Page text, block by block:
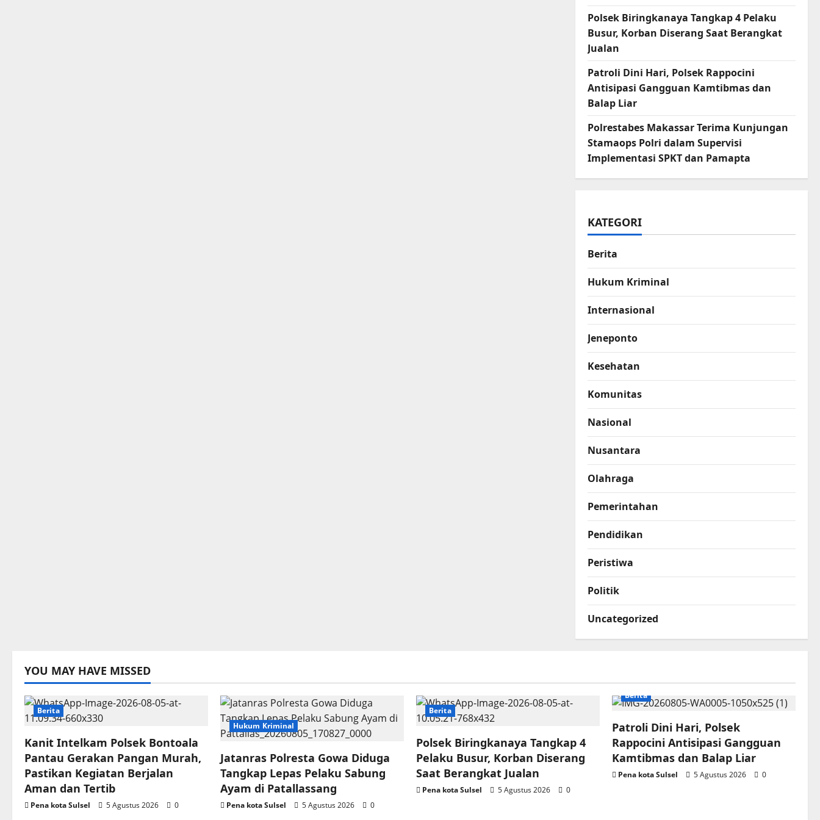
Polsek Biringkanaya Tangkap 4 Pelaku
Busur, Korban Diserang Saat Berangkat
Jualan
Patroli Dini Hari, Polsek Rappocini
Antisipasi Gangguan Kamtibmas dan
Balap Liar
Polrestabes Makassar Terima Kunjungan
Stamaops Polri dalam Supervisi
Implementasi SPKT dan Pamapta
KATEGORI
Berita
Hukum Kriminal
Internasional
Jeneponto
Kesehatan
Komunitas
Nasional
Nusantara
Olahraga
Pemerintahan
Pendidikan
Peristiwa
Politik
Uncategorized
YOU MAY HAVE MISSED
Berita
Kanit Intelkam Polsek Bontoala
Pantau Gerakan Pangan Murah,
Pastikan Kegiatan Berjalan
Aman dan Tertib
Pena kota Sulsel 5 Agustus 2026 0
Hukum Kriminal
Jatanras Polresta Gowa Diduga
Tangkap Lepas Pelaku Sabung
Ayam di Patallassang
Pena kota Sulsel 5 Agustus 2026 0
Berita
Polsek Biringkanaya Tangkap 4
Pelaku Busur, Korban Diserang
Saat Berangkat Jualan
Pena kota Sulsel 5 Agustus 2026 0
Berita
Patroli Dini Hari, Polsek
Rappocini Antisipasi Gangguan
Kamtibmas dan Balap Liar
Pena kota Sulsel 5 Agustus 2026 0